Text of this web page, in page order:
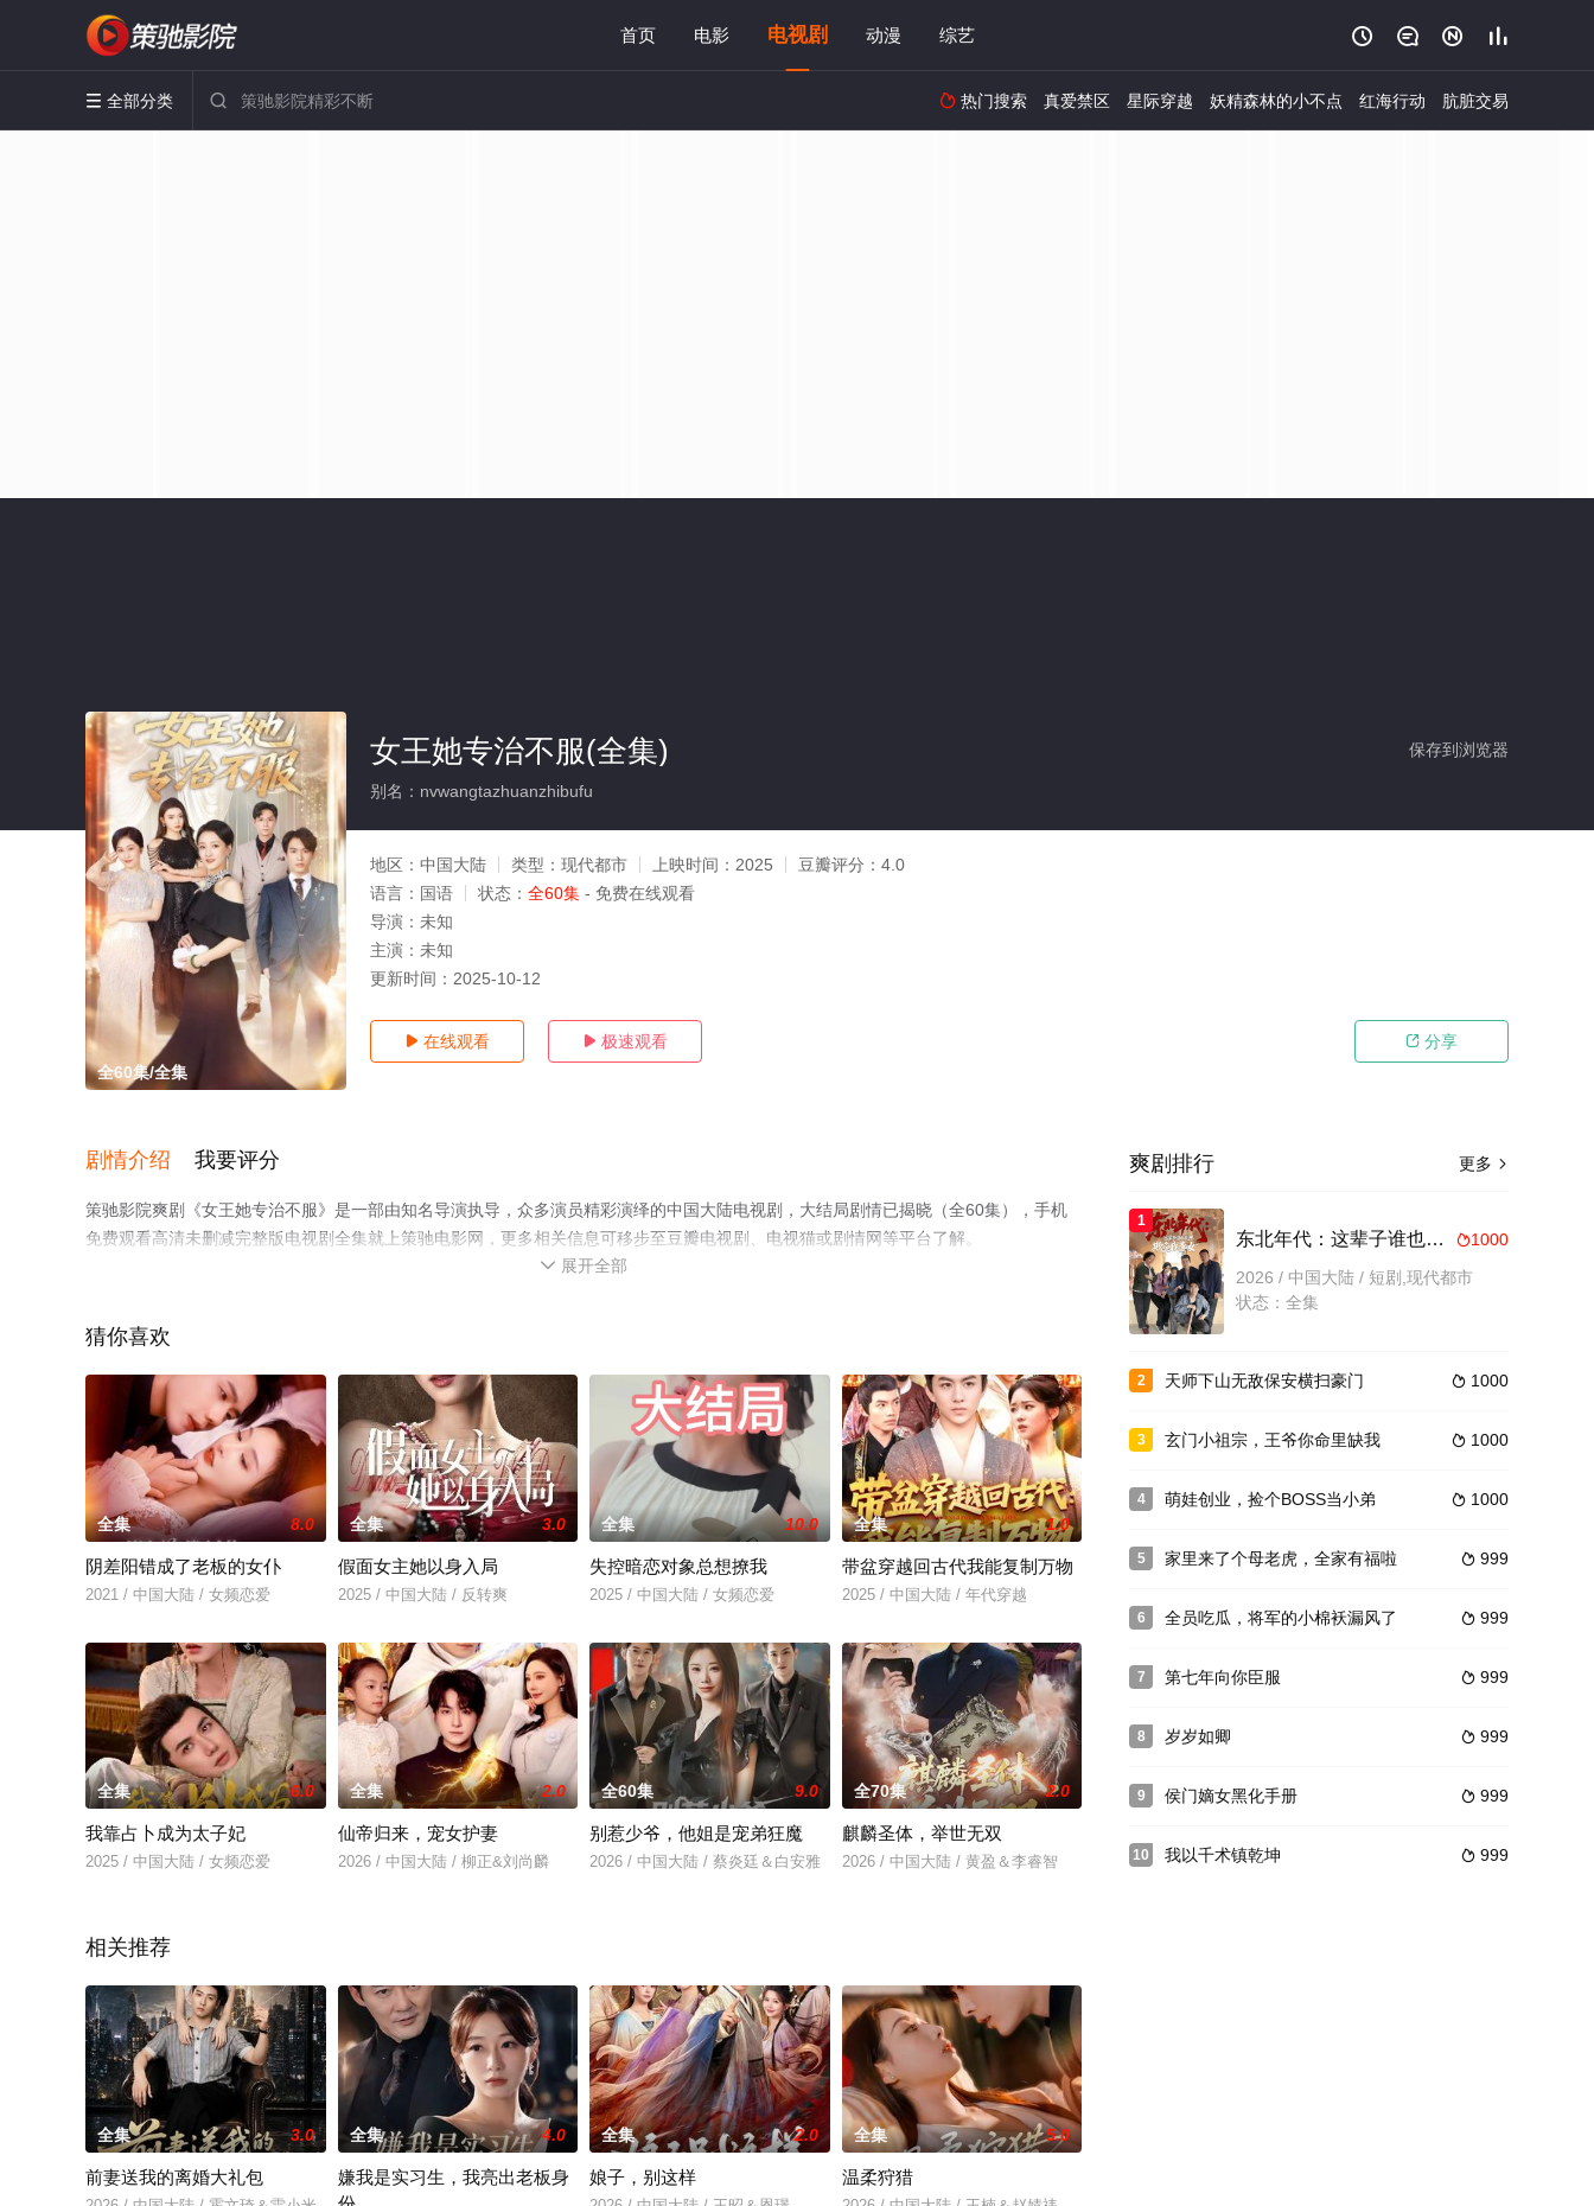
首页 电影 电视剧 动漫 综艺    
 全部分类   热门搜索 真爱禁区 星际穿越 妖精森林的小不点 红海行动 肮脏交易
全60集/全集
保存到浏览器
女王她专治不服(全集)
别名：nvwangtazhuanzhibufu
地区： 中国大陆 类型： 现代都市 上映时间： 2025 豆瓣评分： 4.0
语言： 国语 状态： 全60集 - 免费在线观看
导演： 未知
主演： 未知
更新时间： 2025-10-12
 在线观看  极速观看  分享
剧情介绍 我要评分
策驰影院爽剧《女王她专治不服》是一部由知名导演执导，众多演员精彩演绎的中国大陆电视剧，大结局剧情已揭晓（全60集），手机
免费观看高清未删减完整版电视剧全集就上策驰电影网，更多相关信息可移步至豆瓣电视剧、电视猫或剧情网等平台了解。
 展开全部
猜你喜欢
全集 8.0
阴差阳错成了老板的女仆
2021 / 中国大陆 / 女频恋爱
全集 3.0
假面女主她以身入局
2025 / 中国大陆 / 反转爽
全集 10.0
失控暗恋对象总想撩我
2025 / 中国大陆 / 女频恋爱
全集 1.0
带盆穿越回古代我能复制万物
2025 / 中国大陆 / 年代穿越
全集 6.0
我靠占卜成为太子妃
2025 / 中国大陆 / 女频恋爱
全集 2.0
仙帝归来，宠女护妻
2026 / 中国大陆 / 柳正&刘尚麟
全60集 9.0
别惹少爷，他姐是宠弟狂魔
2026 / 中国大陆 / 蔡炎廷＆白安雅
全70集 2.0
麒麟圣体，举世无双
2026 / 中国大陆 / 黄盈＆李睿智
相关推荐
全集 3.0
前妻送我的离婚大礼包
全集 4.0
嫌我是实习生，我亮出老板身
全集 2.0
娘子，别这样
全集 5.0
温柔狩猎
更多 
爽剧排行
1
1000
东北年代：这辈子谁也别想欺负我妻女
2026 / 中国大陆 / 短剧,现代都市
状态：全集
2  1000
天师下山无敌保安横扫豪门
3  1000
玄门小祖宗，王爷你命里缺我
4  1000
萌娃创业，捡个BOSS当小弟
5  999
家里来了个母老虎，全家有福啦
6  999
全员吃瓜，将军的小棉袄漏风了
7  999
第七年向你臣服
8  999
岁岁如卿
9  999
侯门嫡女黑化手册
10  999
我以千术镇乾坤